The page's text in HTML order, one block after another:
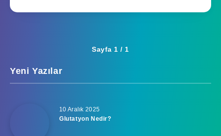
Sayfa 1 / 1
Yeni Yazılar
10 Aralık 2025
Glutatyon Nedir?